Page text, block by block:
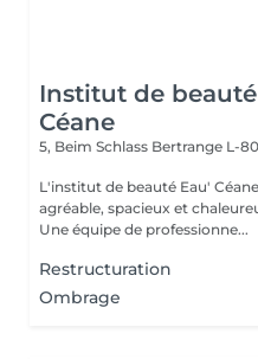
Institut de
Céane
5, Beim Schlass Bertrange L-
L'institut de beauté Eau'
agréable, spacieux et
Une équipe de professionne...
Restructuration
Ombrage